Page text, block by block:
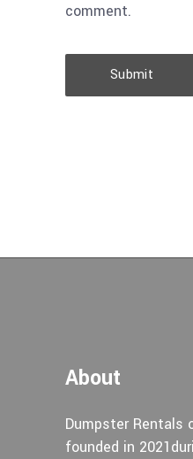
comment.
Submit
About
Dumpster Rentals
founded in